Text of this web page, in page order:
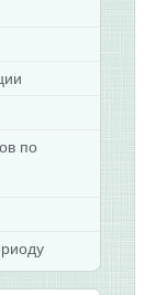
по